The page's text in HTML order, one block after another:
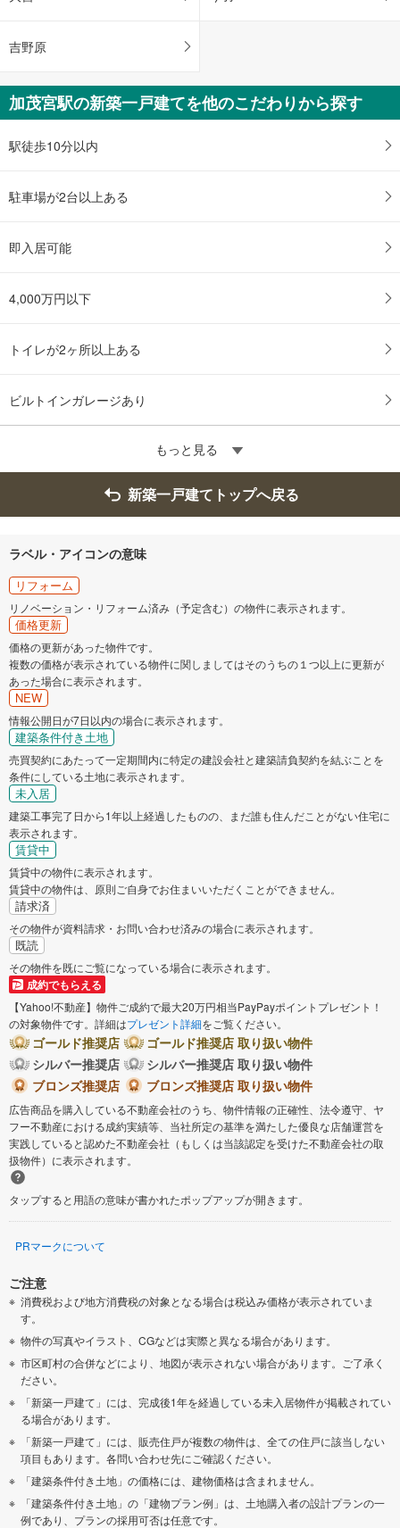
吉野原
加茂宮駅の新築一戸建てを他のこだわりから探す
駅徒歩10分以内
駐車場が2台以上ある
即入居可能
4,000万円以下
トイレが2ヶ所以上ある
ビルトインガレージあり
もっと見る
新築一戸建てトップへ戻る
ラベル・アイコンの意味
リフォーム
リノベーション・リフォーム済み（予定含む）の物件に表示されます。
価格更新
価格の更新があった物件です。
複数の価格が表示されている物件に関しましてはそのうちの１つ以上に更新が
あった場合に表示されます。
NEW
情報公開日が7日以内の場合に表示されます。
建築条件付き土地
売買契約にあたって一定期間内に特定の建設会社と建築請負契約を結ぶことを
条件にしている土地に表示されます。
未入居
建築工事完了日から1年以上経過したものの、まだ誰も住んだことがない住宅に
表示されます。
賃貸中
賃貸中の物件に表示されます。
賃貸中の物件は、原則ご自身でお住まいいただくことができません。
請求済
その物件が資料請求・お問い合わせ済みの場合に表示されます。
既読
その物件を既にご覧になっている場合に表示されます。
成約でもらえる
【Yahoo!不動産】物件ご成約で最大20万円相当PayPayポイントプレゼント！
の対象物件です。詳細はプレゼント詳細をご覧ください。
ゴールド推奨店
ゴールド推奨店 取り扱い物件
シルバー推奨店
シルバー推奨店 取り扱い物件
ブロンズ推奨店
ブロンズ推奨店 取り扱い物件
広告商品を購入している不動産会社のうち、物件情報の正確性、法令遵守、ヤ
フー不動産における成約実績等、当社所定の基準を満たした優良な店舗運営を
実践していると認めた不動産会社（もしくは当該認定を受けた不動産会社の取
扱物件）に表示されます。
タップすると用語の意味が書かれたポップアップが開きます。
PRマークについて
ご注意
消費税および地方消費税の対象となる場合は税込み価格が表示されていま
す。
物件の写真やイラスト、CGなどは実際と異なる場合があります。
市区町村の合併などにより、地図が表示されない場合があります。ご了承く
ださい。
「新築一戸建て」には、完成後1年を経過している未入居物件が掲載されてい
る場合があります。
「新築一戸建て」には、販売住戸が複数の物件は、全ての住戸に該当しない
項目もあります。各問い合わせ先にご確認ください。
「建築条件付き土地」の価格には、建物価格は含まれません。
「建築条件付き土地」の「建物プラン例」は、土地購入者の設計プランの一
例であり、プランの採用可否は任意です。